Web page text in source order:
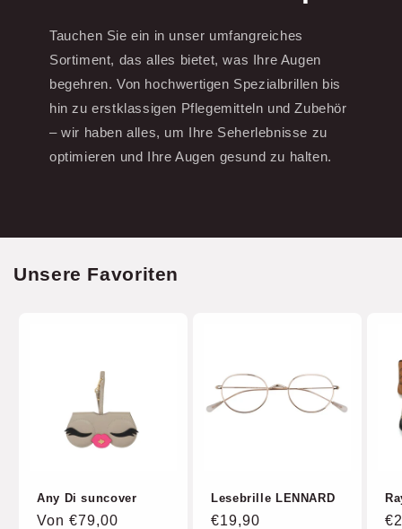
Tauchen Sie ein in unser umfangreiches
Sortiment, das alles bietet, was Ihre Augen
begehren. Von hochwertigen Spezialbrillen bis
hin zu erstklassigen Pflegemitteln und Zubehör
– wir haben alles, um Ihre Seherlebnisse zu
optimieren und Ihre Augen gesund zu halten.
Unsere Favoriten
Any Di suncover
Normaler
Von €79,00
Lesebrille LENNARD
Normaler
€19,90